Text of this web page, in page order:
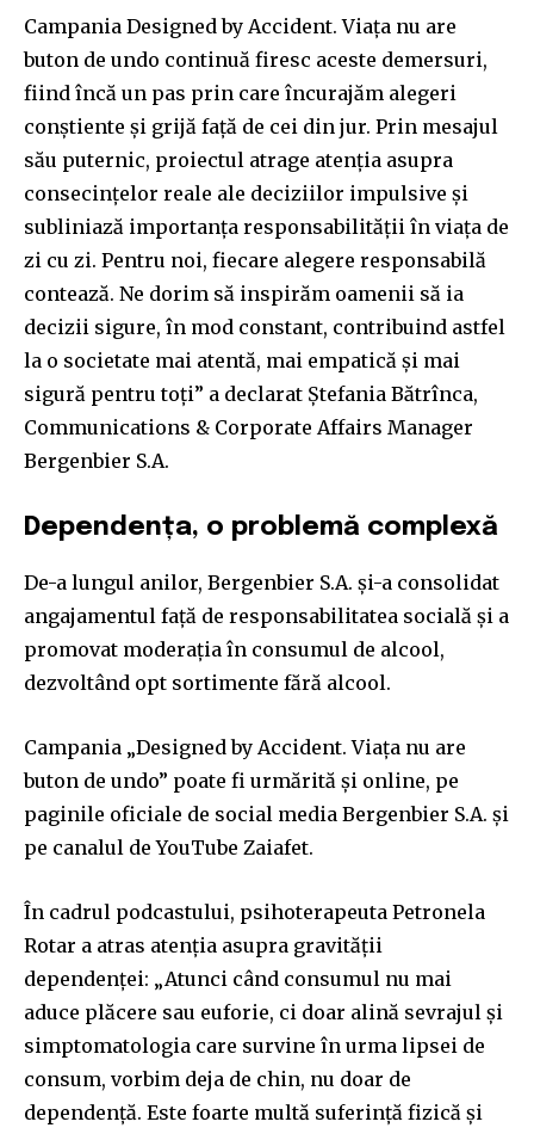
Campania Designed by Accident. Viaţa nu are
buton de undo continuă firesc aceste demersuri,
fiind încă un pas prin care încurajăm alegeri
conştiente şi grijă faţă de cei din jur. Prin mesajul
său puternic, proiectul atrage atenţia asupra
consecinţelor reale ale deciziilor impulsive şi
subliniază importanţa responsabilităţii în viaţa de
zi cu zi. Pentru noi, fiecare alegere responsabilă
contează. Ne dorim să inspirăm oamenii să ia
decizii sigure, în mod constant, contribuind astfel
la o societate mai atentă, mai empatică şi mai
sigură pentru toţi” a declarat Ştefania Bătrînca,
Communications & Corporate Affairs Manager
Bergenbier S.A.
Dependența, o problemă complexă
De-a lungul anilor, Bergenbier S.A. și-a consolidat
angajamentul față de responsabilitatea socială și a
promovat moderația în consumul de alcool,
dezvoltând opt sortimente fără alcool.
Campania „Designed by Accident. Viața nu are
buton de undo” poate fi urmărită și online, pe
paginile oficiale de social media Bergenbier S.A. și
pe canalul de YouTube Zaiafet.
În cadrul podcastului, psihoterapeuta Petronela
Rotar a atras atenția asupra gravității
dependenței: „Atunci când consumul nu mai
aduce plăcere sau euforie, ci doar alină sevrajul şi
simptomatologia care survine în urma lipsei de
consum, vorbim deja de chin, nu doar de
dependenţă. Este foarte multă suferinţă fizică şi